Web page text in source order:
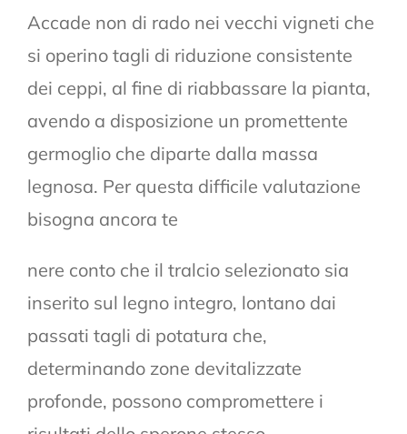
Accade non di rado nei vecchi vigneti che
si operino tagli di riduzione consistente
dei ceppi, al fine di riabbassare la pianta,
avendo a disposizione un promettente
germoglio che diparte dalla massa
legnosa. Per questa difficile valutazione
bisogna ancora te
nere conto che il tralcio selezionato sia
inserito sul legno integro, lontano dai
passati tagli di potatura che,
determinando zone devitalizzate
profonde, possono compromettere i